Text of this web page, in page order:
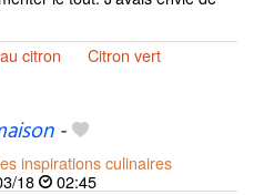
citron
Citron vert
-
inspirations culinaires
18
02:45